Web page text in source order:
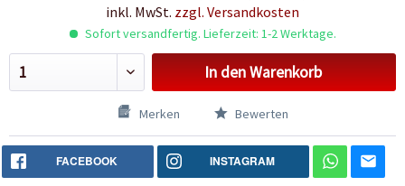
inkl. MwSt. zzgl. Versandkosten
Sofort versandfertig. Lieferzeit: 1-2 Werktage.
In denWarenkorb
Merken Bewerten
FACEBOOK INSTAGRAM